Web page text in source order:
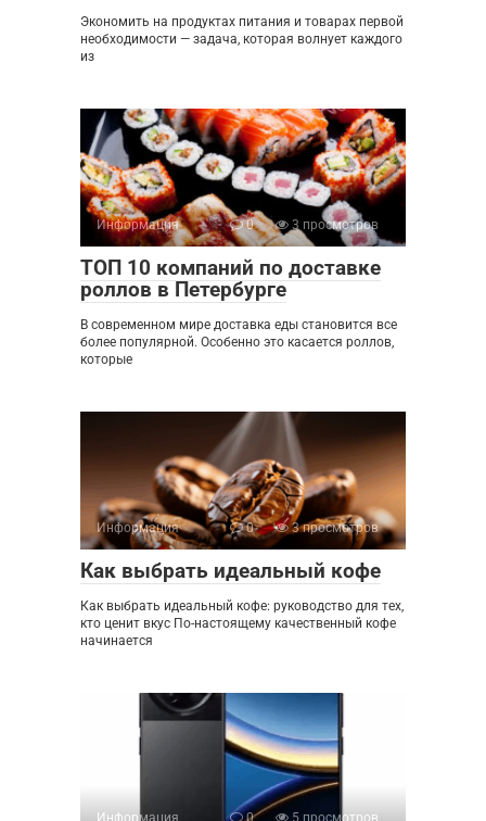
Экономить на продуктах питания и товарах первой
необходимости — задача, которая волнует каждого
из
Информация 0 3 просмотров
ТОП 10 компаний по доставке
роллов в Петербурге
В современном мире доставка еды становится все
более популярной. Особенно это касается роллов,
которые
Информация 0 3 просмотров
Как выбрать идеальный кофе
Как выбрать идеальный кофе: руководство для тех,
кто ценит вкус По-настоящему качественный кофе
начинается